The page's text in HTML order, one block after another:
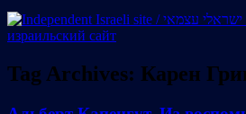
Tag Archives: Карен